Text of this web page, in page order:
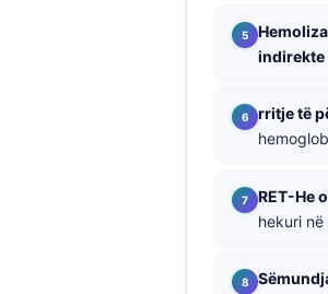
Hemoliza
indirekte
rritje të
RET-He
hekuri në